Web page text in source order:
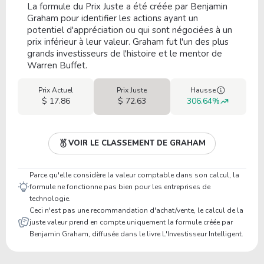
La formule du Prix Juste a été créée par Benjamin
Graham pour identifier les actions ayant un
potentiel d'appréciation ou qui sont négociées à un
prix inférieur à leur valeur. Graham fut l'un des plus
grands investisseurs de l'histoire et le mentor de
Warren Buffet.
Prix Actuel
$ 17.86
Prix Juste
$ 72.63
Hausse
306.64%
VOIR LE CLASSEMENT DE GRAHAM
Parce qu'elle considère la valeur comptable dans son calcul, la
formule ne fonctionne pas bien pour les entreprises de
technologie.
Ceci n'est pas une recommandation d'achat/vente, le calcul de la
juste valeur prend en compte uniquement la formule créée par
Benjamin Graham, diffusée dans le livre L'Investisseur Intelligent.